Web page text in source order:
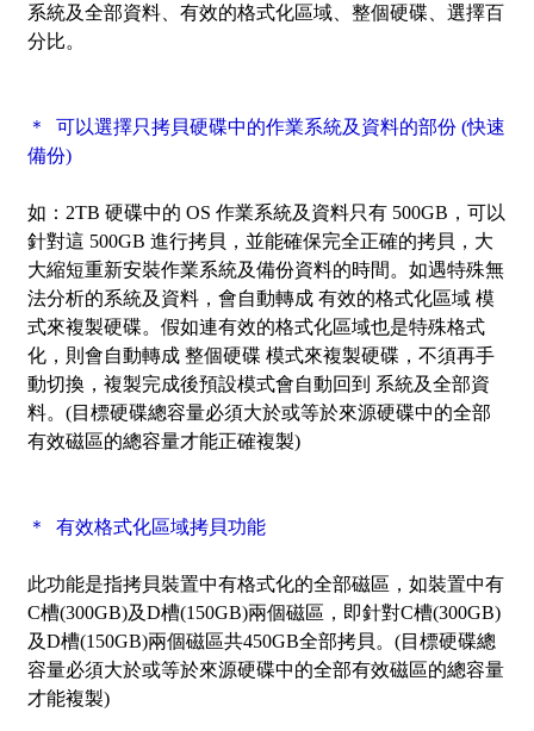
系統及全部資料、有效的格式化區域、整個硬碟、選擇百
分比。
＊ 可以選擇只拷貝硬碟中的作業系統及資料的部份 (快速
備份)
如：2TB 硬碟中的 OS 作業系統及資料只有 500GB，可以
針對這 500GB 進行拷貝，並能確保完全正確的拷貝，大
大縮短重新安裝作業系統及備份資料的時間。如遇特殊無
法分析的系統及資料，會自動轉成 有效的格式化區域 模
式來複製硬碟。假如連有效的格式化區域也是特殊格式
化，則會自動轉成 整個硬碟 模式來複製硬碟，不須再手
動切換，複製完成後預設模式會自動回到 系統及全部資
料。(目標硬碟總容量必須大於或等於來源硬碟中的全部
有效磁區的總容量才能正確複製)
＊ 有效格式化區域拷貝功能
此功能是指拷貝裝置中有格式化的全部磁區，如裝置中有
C槽(300GB)及D槽(150GB)兩個磁區，即針對C槽(300GB)
及D槽(150GB)兩個磁區共450GB全部拷貝。(目標硬碟總
容量必須大於或等於來源硬碟中的全部有效磁區的總容量
才能複製)